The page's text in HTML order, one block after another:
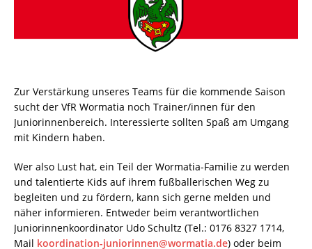
Zur Verstärkung unseres Teams für die kommende Saison
sucht der VfR Wormatia noch Trainer/innen für den
Juniorinnenbereich. Interessierte sollten Spaß am Umgang
mit Kindern haben.
Wer also Lust hat, ein Teil der Wormatia-Familie zu werden
und talentierte Kids auf ihrem fußballerischen Weg zu
begleiten und zu fördern, kann sich gerne melden und
näher informieren. Entweder beim verantwortlichen
Juniorinnenkoordinator Udo Schultz (Tel.: 0176 8327 1714,
Mail koordination-juniorinnen@wormatia.de) oder beim